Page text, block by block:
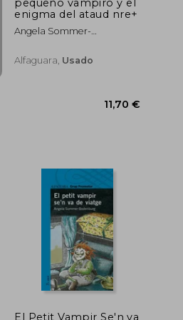
10,20 €
enigma del ataud nre+
Angela Sommer-
Alfaguara, Usado
El Petit Vampir Se'n va